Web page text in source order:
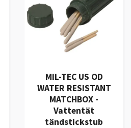
MIL-TEC US OD
WATER RESISTANT
MATCHBOX -
Vattentät
tändstickstub